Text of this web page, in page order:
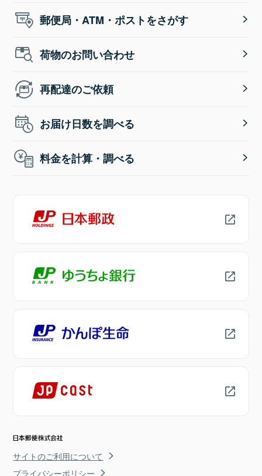
郵便局・ATM・ポストをさがす
荷物のお問い合わせ
再配達のご依頼
お届け日数を調べる
料金を計算・調べる
サイトのご利用について
プライバシーポリシー